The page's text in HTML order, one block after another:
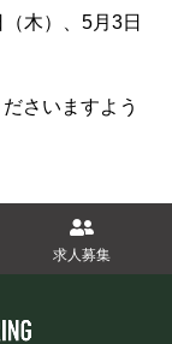
木）、5月3日
さいますよう
求人募集